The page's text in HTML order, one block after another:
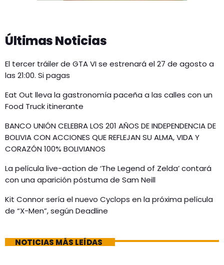
Últimas Noticias
El tercer tráiler de GTA VI se estrenará el 27 de agosto a
las 21:00. Si pagas
Eat Out lleva la gastronomía paceña a las calles con un
Food Truck itinerante
BANCO UNIÓN CELEBRA LOS 201 AÑOS DE INDEPENDENCIA DE
BOLIVIA CON ACCIONES QUE REFLEJAN SU ALMA, VIDA Y
CORAZÓN 100% BOLIVIANOS
La película live-action de ‘The Legend of Zelda’ contará
con una aparición póstuma de Sam Neill
Kit Connor sería el nuevo Cyclops en la próxima película
de “X-Men”, según Deadline
NOTICIAS MÁS LEÍDAS